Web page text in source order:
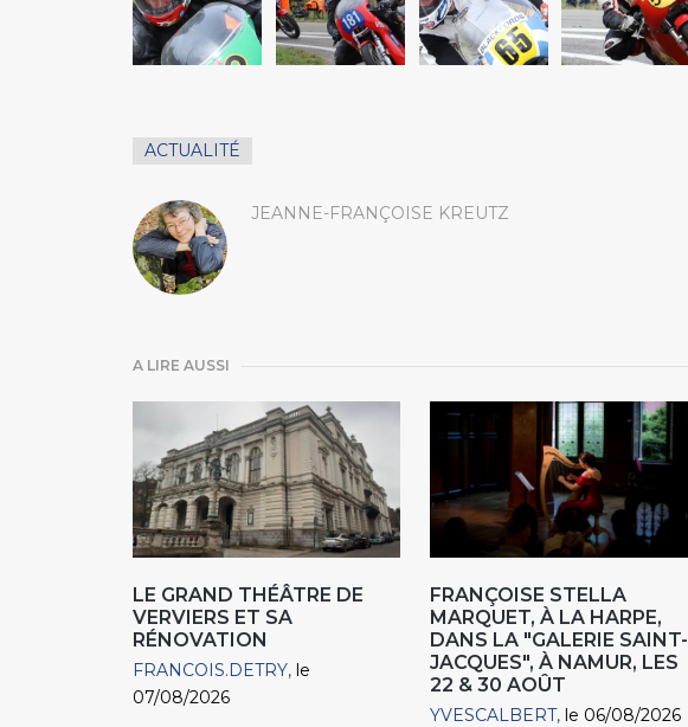
ACTUALITÉ
JEANNE-FRANÇOISE KREUTZ
A LIRE AUSSI
LE GRAND THÉÂTRE DE
VERVIERS ET SA
RÉNOVATION
FRANCOIS.DETRY le
07/08/2026
FRANÇOISE STELLA
MARQUET, À LA HARPE,
DANS LA "GALERIE SAINT-
JACQUES", À NAMUR, LES
22 & 30 AOÛT
YVESCALBERT le 06/08/2026